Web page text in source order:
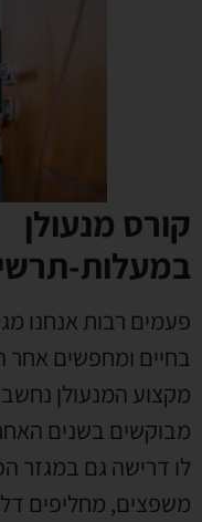
קורס מנעולן
במעלות-
פעמים רבות אנחנו
בחיים ומחפשים אחר
מקצוע המנעולן
מבוקשים בשנים
לו דרישה גם במגזר
משפצים, מחליפים